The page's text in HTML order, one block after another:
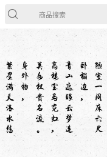
商品搜索